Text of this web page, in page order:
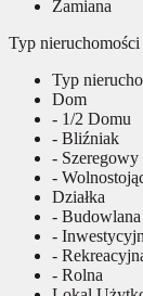
Zamiana
Typ nieruchomości
Typ
Dom
- 1/2 Domu
- Bliźniak
- Szeregowy
-
Działka
- Budowlana
-
-
- Rolna